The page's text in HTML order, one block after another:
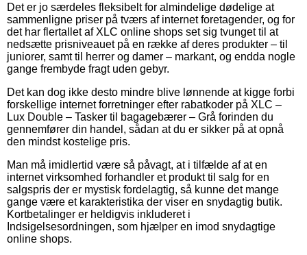
Det er jo særdeles fleksibelt for almindelige dødelige at
sammenligne priser på tværs af internet foretagender, og for
det har flertallet af XLC online shops set sig tvunget til at
nedsætte prisniveauet på en række af deres produkter – til
juniorer, samt til herrer og damer – markant, og endda nogle
gange frembyde fragt uden gebyr.
Det kan dog ikke desto mindre blive lønnende at kigge forbi
forskellige internet forretninger efter rabatkoder på XLC –
Lux Double – Tasker til bagagebærer – Grå forinden du
gennemfører din handel, sådan at du er sikker på at opnå
den mindst kostelige pris.
Man må imidlertid være så påvagt, at i tilfælde af at en
internet virksomhed forhandler et produkt til salg for en
salgspris der er mystisk fordelagtig, så kunne det mange
gange være et karakteristika der viser en snydagtig butik.
Kortbetalinger er heldigvis inkluderet i
Indsigelsesordningen, som hjælper en imod snydagtige
online shops.